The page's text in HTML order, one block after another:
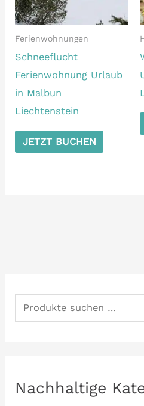
Ferienwohnungen
Schneeflucht
Ferienwohnung Urlaub
in Malbun
Liechtenstein
JETZT BUCHEN
c
Nachhaltige